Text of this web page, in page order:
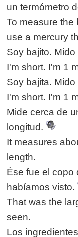
un termómetro
To measure the
use a mercury
Soy bajito.
I'm short. I'm 1
Soy bajita.
I'm short. I'm 1
Mide cerca de
longitud.
It measures
length.
Ése fue el copo
habíamos visto.
That was the
seen.
Los